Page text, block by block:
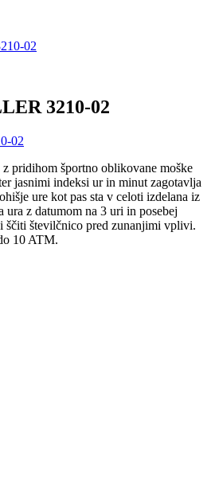
3210-02
02
pridihom športno oblikovane moške
jasnimi indeksi ur in minut zagotavlja
ure kot pas sta v celoti izdelana iz
ura z datumom na 3 uri in posebej
ščiti številčnico pred zunanjimi vplivi.
10 ATM.